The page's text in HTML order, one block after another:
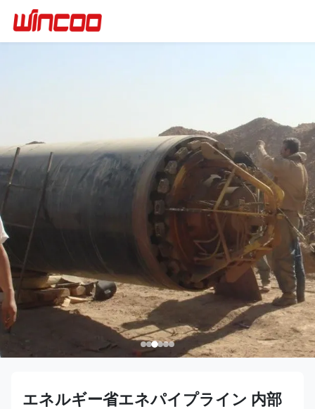
エネルギー省エネパイプライン 内部